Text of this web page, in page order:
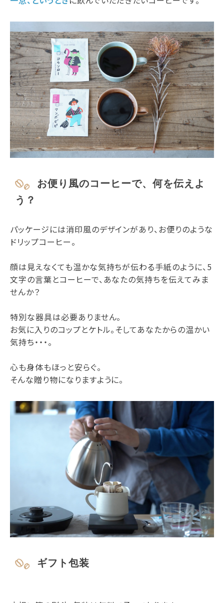
お便り風のコーヒーで、何を伝えよ
う？
パッケージには消印風のデザインがあり、お便りのような
ドリップコーヒー。
顔は見えなくても温かな気持ちが伝わる手紙のように、5
文字の言葉とコーヒーで、あなたの気持ちを伝えてみま
せんか？
特別な器具は必要ありません。
お気に入りのコップとケトル。そしてあなたからの温かい
気持ち・・・。
心も身体もほっと安らぐ。
そんな贈り物になりますように。
ギフト包装